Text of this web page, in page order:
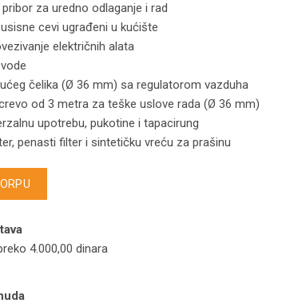
za uredno odlaganje i rad
cevi ugrađeni u kućište
električnih alata
čelika (Ø 36 mm) sa regulatorom vazduha
od 3 metra za teške uslove rada (Ø 36 mm)
upotrebu, pukotine i tapacirung
penasti filter i sintetičku vreću za prašinu
4.000,00 dinara